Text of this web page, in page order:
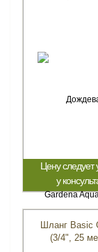
Цену следует
у
Шланг Basic
(3/4", 25